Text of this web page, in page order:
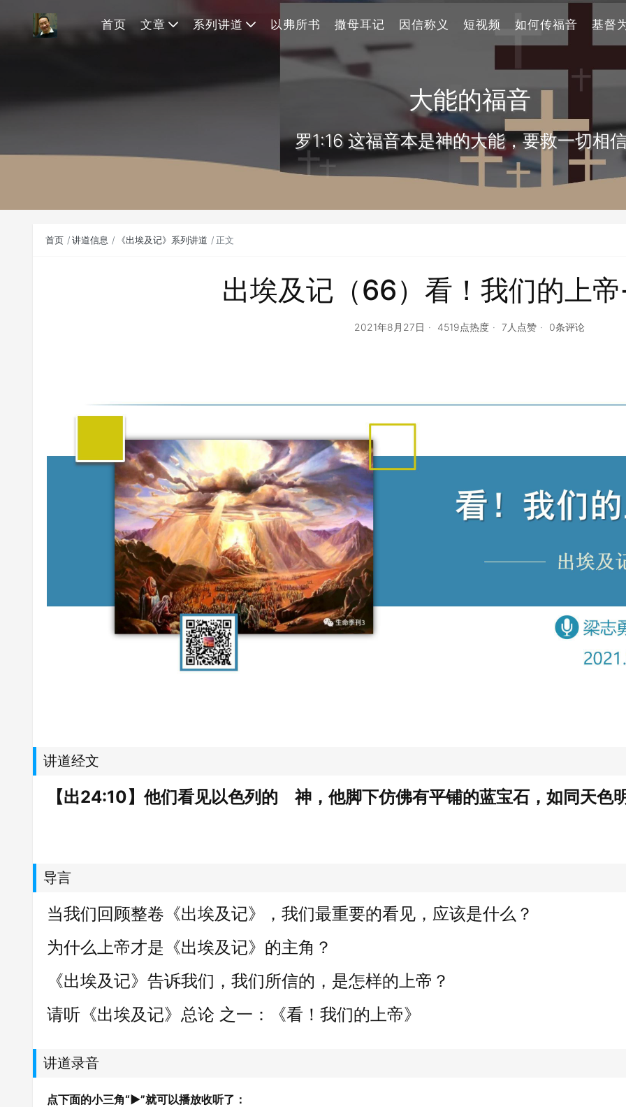
首页 文章 系列讲道 以弗所书 撒母耳记 因信称义 短视频 如何传福音 基督
大能的福音
罗1:16 这福音本是神的大能，要救一切相
首页 讲道信息 《出埃及记》系列讲道 正文
出埃及记（66）看！我们的上
2021年8月27日 4519点热度 7人点赞 0条评论
讲道经文
【出24:10】他们看见以色列的 神，他脚下仿佛有平铺的蓝宝石，如同天色
导言
当我们回顾整卷《出埃及记》，我们最重要的看见，应该是什么？
为什么上帝才是《出埃及记》的主角？
《出埃及记》告诉我们，我们所信的，是怎样的上帝？
请听《出埃及记》总论 之一：《看！我们的上帝》
讲道录音
点下面的小三角“►”就可以播放收听了：